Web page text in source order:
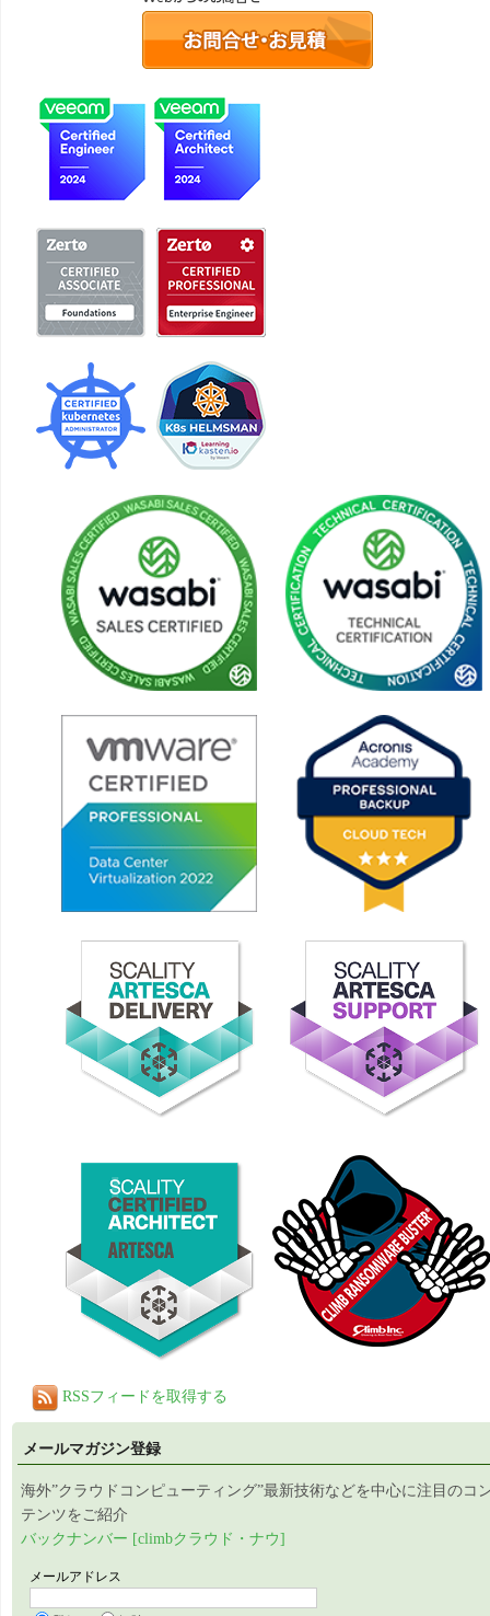
RSSフィードを取得する
メールマガジン登録
海外”クラウドコンピューティング”最新技術などを中心に注目のコ
テンツをご紹介
バックナンバー [climbクラウド・ナウ]